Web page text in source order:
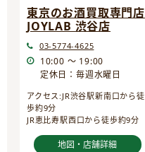
東京のお酒買取専門店
JOYLAB 渋谷店
03-5774-4625
10:00 ～ 19:00
定休日：毎週水曜日
アクセス:JR渋谷駅新南口から徒
歩約9分
JR恵比寿駅西口から徒歩約9分
地図・店舗詳細